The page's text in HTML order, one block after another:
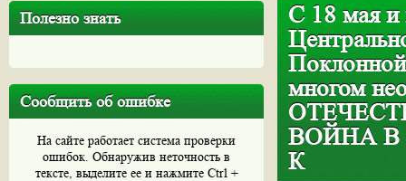
Полезно знать
Сообщить об ошибке
На сайте работает система проверки
ошибок. Обнаружив неточность в
тексте, выделите ее и нажмите Ctrl +
С 18 мая и
многом
ВОЙНА
К